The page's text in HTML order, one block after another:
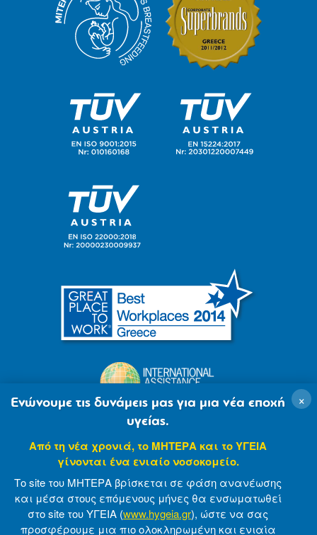
© 2007-2021 MITERA S.A Privacy Policy
×
Ενώνουμε τις δυνάμεις μας για μια νέα εποχή
υγείας.
Από τη νέα χρονιά, το ΜΗΤΕΡΑ και το ΥΓΕΙΑ
γίνονται ένα ενιαίο νοσοκομείο.
Το site του ΜΗΤΕΡΑ βρίσκεται σε φάση ανανέωσης
και μέσα στους επόμενους μήνες θα ενσωματωθεί
στο site του ΥΓΕΙΑ (www.hygeia.gr), ώστε να σας
προσφέρουμε μια πιο ολοκληρωμένη και ενιαία